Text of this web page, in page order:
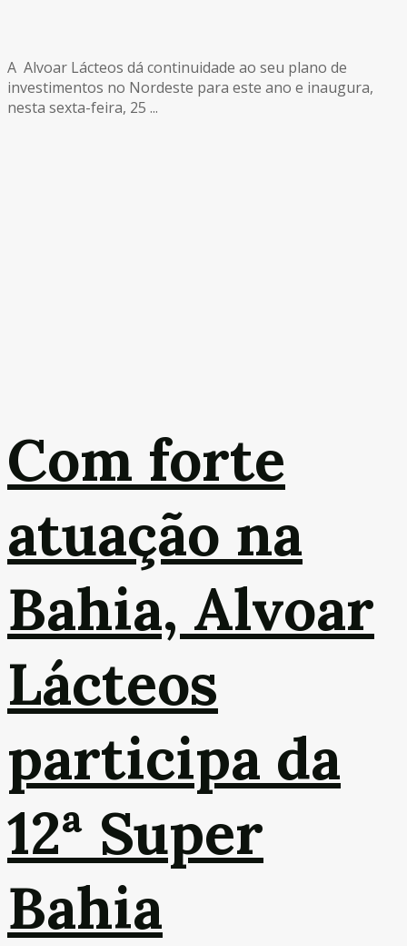
A Alvoar Lácteos dá continuidade ao seu plano de
investimentos no Nordeste para este ano e inaugura,
nesta sexta-feira, 25 ...
Com forte
atuação na
Bahia, Alvoar
Lácteos
participa da
12ª Super
Bahia